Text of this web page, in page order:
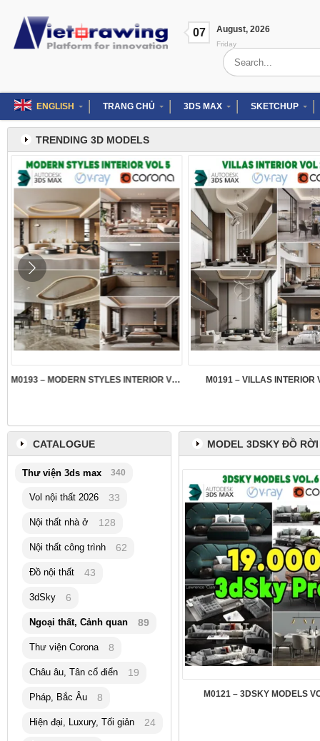
content
07 August, 2026
Friday
Search
for:
ENGLISH TRANG CHỦ 3DS MAX SKETCHUP
TRENDING 3D MODELS
M0193 – MODERN STYLES INTERIOR VOL.5 M0191 – VILLAS INTERIOR
MODEL 3DSKY ĐỒ
M0121 – 3DSKY MODELS
CATALOGUE
Thư viện 3ds max 340
Vol nội thất 2026 33
Nội thất nhà ở 128
Nội thất công trình 62
Đồ nội thất 43
3dSky 6
Ngoại thất, Cảnh quan 89
Thư viện Corona 8
Châu âu, Tân cổ điển 19
Pháp, Bắc Âu 8
Hiện đại, Luxury, Tối giản 24